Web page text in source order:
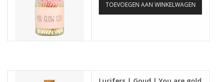
TOEVOEGEN AAN WINKELWAGEN